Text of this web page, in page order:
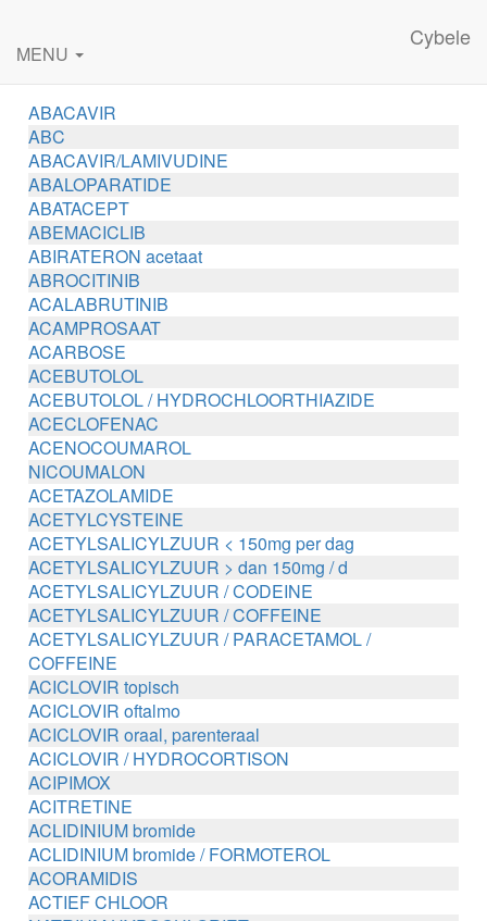
Cybele
MENU
ABACAVIR
ABC
ABACAVIR/LAMIVUDINE
ABALOPARATIDE
ABATACEPT
ABEMACICLIB
ABIRATERON acetaat
ABROCITINIB
ACALABRUTINIB
ACAMPROSAAT
ACARBOSE
ACEBUTOLOL
ACEBUTOLOL / HYDROCHLOORTHIAZIDE
ACECLOFENAC
ACENOCOUMAROL
NICOUMALON
ACETAZOLAMIDE
ACETYLCYSTEINE
ACETYLSALICYLZUUR < 150mg per dag
ACETYLSALICYLZUUR > dan 150mg / d
ACETYLSALICYLZUUR / CODEINE
ACETYLSALICYLZUUR / COFFEINE
ACETYLSALICYLZUUR / PARACETAMOL /
COFFEINE
ACICLOVIR topisch
ACICLOVIR oftalmo
ACICLOVIR oraal, parenteraal
ACICLOVIR / HYDROCORTISON
ACIPIMOX
ACITRETINE
ACLIDINIUM bromide
ACLIDINIUM bromide / FORMOTEROL
ACORAMIDIS
ACTIEF CHLOOR